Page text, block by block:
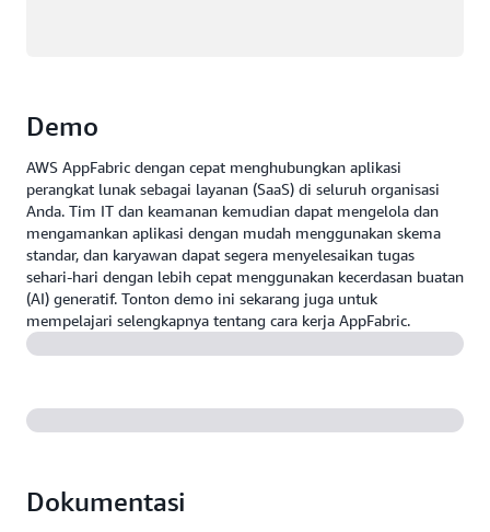
Demo
AWS AppFabric dengan cepat menghubungkan aplikasi
perangkat lunak sebagai layanan (SaaS) di seluruh organisasi
Anda. Tim IT dan keamanan kemudian dapat mengelola dan
mengamankan aplikasi dengan mudah menggunakan skema
standar, dan karyawan dapat segera menyelesaikan tugas
sehari-hari dengan lebih cepat menggunakan kecerdasan buatan
(AI) generatif. Tonton demo ini sekarang juga untuk
mempelajari selengkapnya tentang cara kerja AppFabric.
Dokumentasi